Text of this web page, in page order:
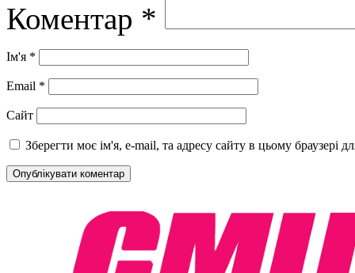
Коментар *
Ім'я *
Email *
Сайт
Зберегти моє ім'я, e-mail, та адресу сайту в цьому браузері